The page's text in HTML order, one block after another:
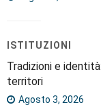
ISTITUZIONI
Tradizioni e
territori
Agosto 3, 2026